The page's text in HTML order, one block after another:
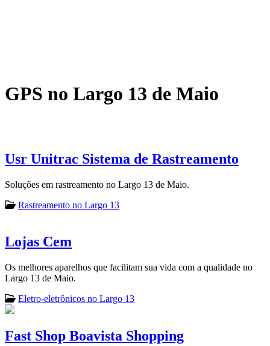
GPS no Largo 13 de Maio
Usr Unitrac Sistema de Rastreamento
Soluções em rastreamento no Largo 13 de Maio.
Rastreamento no Largo 13
Lojas Cem
Os melhores aparelhos que facilitam sua vida com a qualidade no
Largo 13 de Maio.
Eletro-eletrônicos no Largo 13
Fast Shop Boavista Shopping